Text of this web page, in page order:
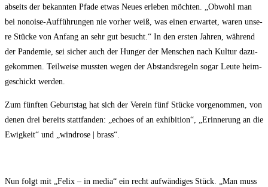
abseits der bekann­ten Pfa­de etwas Neu­es erle­ben möch­ten. „Obwohl man
bei nonoi­se-Auf­füh­run­gen nie vor­her weiß, was einen erwar­tet, waren unse­
re Stü­cke von Anfang an sehr gut besucht.“ In den ers­ten Jah­ren, wäh­rend
der Pan­de­mie, sei sicher auch der Hun­ger der Men­schen nach Kul­tur dazu­
ge­kom­men. Teil­wei­se muss­ten wegen der Abstands­re­geln sogar Leu­te heim­
ge­schickt werden.
Zum fünf­ten Geburts­tag hat sich der Ver­ein fünf Stü­cke vor­ge­nom­men, von
denen drei bereits statt­fan­den: „echo­es of an exhi­bi­ti­on“, „Erin­ne­rung an die
Ewig­keit“ und „wind­ro­se | brass“.
Nun folgt mit „Felix – in media“ ein recht auf­wän­di­ges Stück. „Man muss